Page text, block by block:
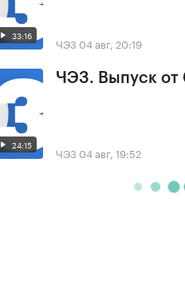
33:16 ЧЭЗ 04 авг, 20:19
24:15
ЧЭЗ. Выпуск от
ЧЭЗ 04 авг, 19:52